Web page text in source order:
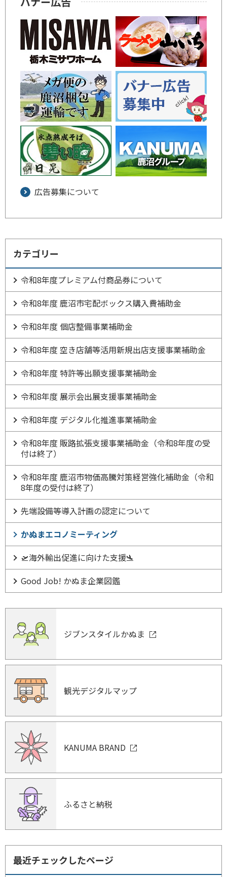
広告募集について
カテゴリー
令和8年度プレミアム付商品券について
令和8年度 鹿沼市宅配ボックス購入費補助金
令和8年度 個店整備事業補助金
令和8年度 空き店舗等活用新規出店支援事業補助金
令和8年度 特許等出願支援事業補助金
令和8年度 展示会出展支援事業補助金
令和8年度 デジタル化推進事業補助金
令和8年度 販路拡張支援事業補助金（令和8年度の受
付は終了）
令和8年度 鹿沼市物価高騰対策経営強化補助金（令和
8年度の受付は終了）
先端設備等導入計画の認定について
かぬまエコノミーティング
🛫海外輸出促進に向けた支援🛬
Good Job! かぬま企業図鑑
ジブンスタイルかぬま
観光デジタルマップ
KANUMA BRAND
ふるさと納税
最近チェックしたページ